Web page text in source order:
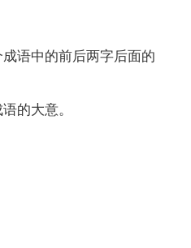
语中的前后两字后面的
的大意。